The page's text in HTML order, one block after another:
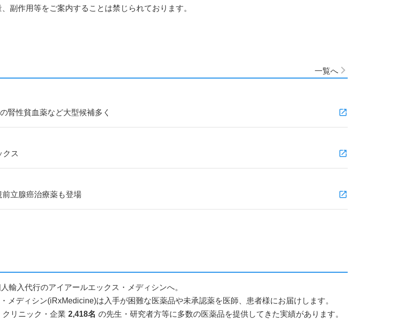
副作用等をご案内することは禁じられております。
一覧へ
性貧血薬など大型候補多く
クス
前立腺癌治療薬も登場
輸入代行のアイアールエックス・メディシンへ。
メディシン(iRxMedicine)は入手が困難な医薬品や未承認薬を医師、患者様にお届けします。
クリニック・企業 2,418名 の先生・研究者方等に多数の医薬品を提供してきた実績があります。